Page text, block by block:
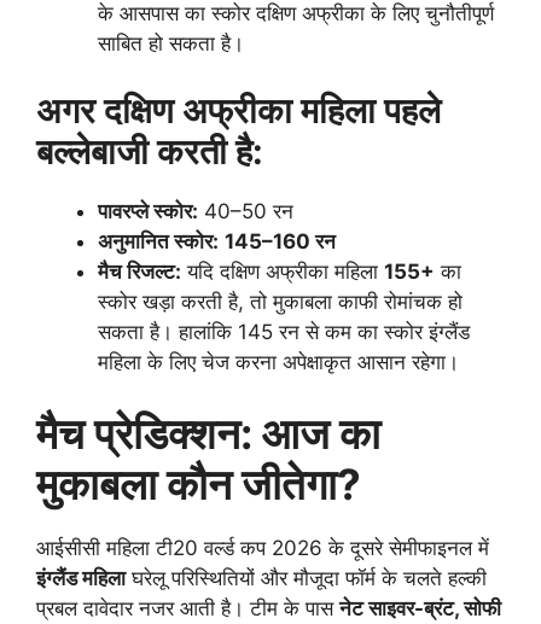
के आसपास का स्कोर दक्षिण अफ्रीका के लिए चुनौतीपूर्ण
साबित हो सकता है।
अगर दक्षिण अफ्रीका महिला पहले
बल्लेबाजी करती है:
पावरप्ले स्कोर: 40–50 रन
अनुमानित स्कोर: 145–160 रन
मैच रिजल्ट: यदि दक्षिण अफ्रीका महिला 155+ का
स्कोर खड़ा करती है, तो मुकाबला काफी रोमांचक हो
सकता है। हालांकि 145 रन से कम का स्कोर इंग्लैंड
महिला के लिए चेज करना अपेक्षाकृत आसान रहेगा।
मैच प्रेडिक्शन: आज का
मुकाबला कौन जीतेगा?
आईसीसी महिला टी20 वर्ल्ड कप 2026 के दूसरे सेमीफाइनल में
इंग्लैंड महिलाघरेलू परिस्थितियों और मौजूदा फॉर्म के चलते हल्की
प्रबल दावेदार नजर आती है। टीम के पासनेट साइवर-ब्रंट, सोफी